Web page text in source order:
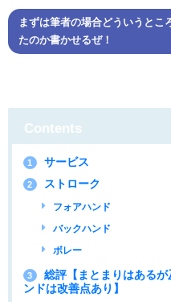
まずは筆者の場合どういうとこ
たのか書かせるぜ！
Contents
1 サービス
2 ストローク
フォアハンド
バックハンド
ボレー
3
総評【まとまりはある
ンドは改善点あり】